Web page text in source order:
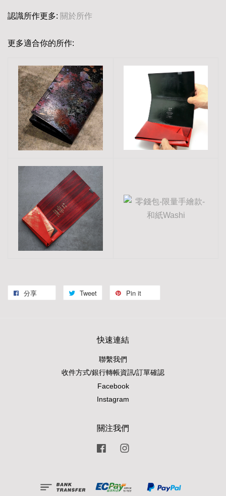
認識所作更多: 關於所作
更多適合你的所作:
分享 Tweet Pin it
快速連結
聯繫我們
收件方式/銀行轉帳資訊/訂單確認
Facebook
Instagram
關注我們
Facebook